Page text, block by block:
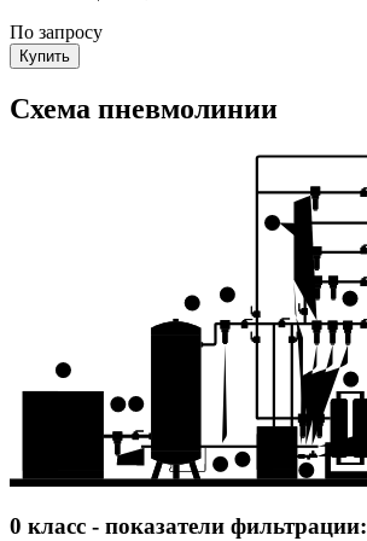
По запросу
Купить
Схема пневмолинии
14
11
0 класс - показатели фильтрации: